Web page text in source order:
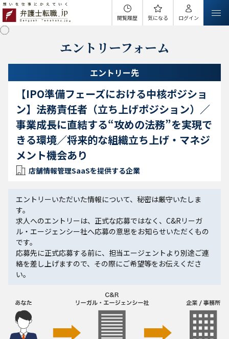
閲覧履歴 気になる ログイン
エントリーフォーム
エントリー先
【IPO準備フェーズにおける中核ポジショ
ン】法務責任者（立ち上げポジション）／
事業成長に直結する“攻めの法務”を実現で
きる環境／将来的な組織立ち上げ・マネジ
メント機会あり
店舗情報管理SaaSを提供する企業
エントリーいただいた情報について、秘密は厳守いたしま
す。
求人へのエントリーは、正式な応募ではなく、C&Rリーガ
ル・エージェンシー社へ応募の意思をお知らせいただくもの
です。
応募先に正式応募する前に、担当エージェントより別途ご連
絡を差し上げますので、その際にご希望等をお伝えくださ
い。